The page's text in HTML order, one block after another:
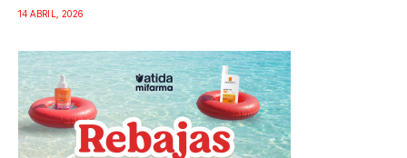
14 ABRIL, 2026